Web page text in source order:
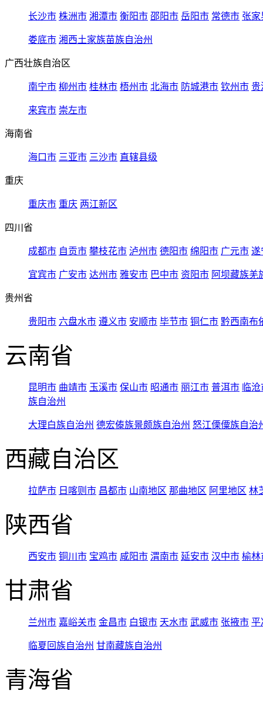
长沙市 株洲市 湘潭市 衡阳市 邵阳市 岳阳市 常德市 张家
娄底市 湘西土家族苗族自治州
广西壮族自治区
南宁市 柳州市 桂林市 梧州市 北海市 防城港市 钦州市 贵
来宾市 崇左市
海南省
海口市 三亚市 三沙市 直辖县级
重庆
重庆市 重庆 两江新区
四川省
成都市 自贡市 攀枝花市 泸州市 德阳市 绵阳市 广元市 遂
宜宾市 广安市 达州市 雅安市 巴中市 资阳市 阿坝藏族羌
贵州省
贵阳市 六盘水市 遵义市 安顺市 毕节市 铜仁市 黔西南布
云南省
昆明市 曲靖市 玉溪市 保山市 昭通市 丽江市 普洱市 临
族自治州
大理白族自治州 德宏傣族景颇族自治州 怒江傈僳族自治
西藏自治区
拉萨市 日喀则市 昌都市 山南地区 那曲地区 阿里地区 林
陕西省
西安市 铜川市 宝鸡市 咸阳市 渭南市 延安市 汉中市 榆林
甘肃省
兰州市 嘉峪关市 金昌市 白银市 天水市 武威市 张掖市 平
临夏回族自治州 甘南藏族自治州
青海省